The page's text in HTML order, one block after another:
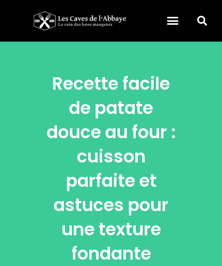
Recette facile
de patate
douce au four :
cuisson
parfaite et
astuces pour
une texture
fondante